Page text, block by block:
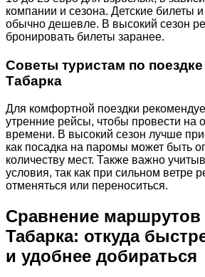
компании и сезона. Детские билеты
обычно дешевле. В высокий сезон
бронировать билеты заранее.
Советы туристам по
Табарка
Для комфортной поездки
утренние рейсы, чтобы провести на
времени. В высокий сезон лучше
как посадка на паромы может быть
количеству мест. Также важно
условия, так как при сильном ветре
отменяться или переноситься.
Сравнение маршрутов
Табарка: откуда
и удобнее добираться